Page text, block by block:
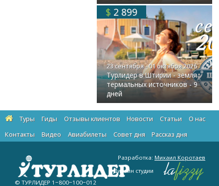
$ 2 899
23 сентября - 01 октября 2026
Турлидер в Штирии - земля
термальных источников - 9
дней
Туры Гиды Отзывы клиентов Новости Статьи
О нас
Контакты
Видео Авиабилеты Cовет дня Рассказ дня
© ТУРЛИДЕР 1−800−100−012
Разработка: Михаил Коротаев
Дизайн студии